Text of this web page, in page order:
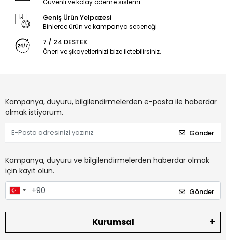
Güvenli ve kolay ödeme sistemi
Geniş Ürün Yelpazesi
Binlerce ürün ve kampanya seçeneği
7 / 24 DESTEK
Öneri ve şikayetlerinizi bize iletebilirsiniz.
Kampanya, duyuru, bilgilendirmelerden e-posta ile haberdar
olmak istiyorum.
Gönder
Kampanya, duyuru ve bilgilendirmelerden haberdar olmak
için kayıt olun.
Gönder
Kurumsal